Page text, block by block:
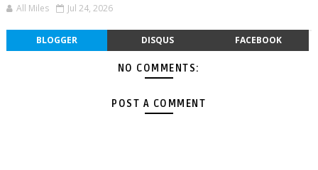
All Miles Jul 24, 2026
BLOGGER DISQUS FACEBOOK
NO COMMENTS:
POST A COMMENT